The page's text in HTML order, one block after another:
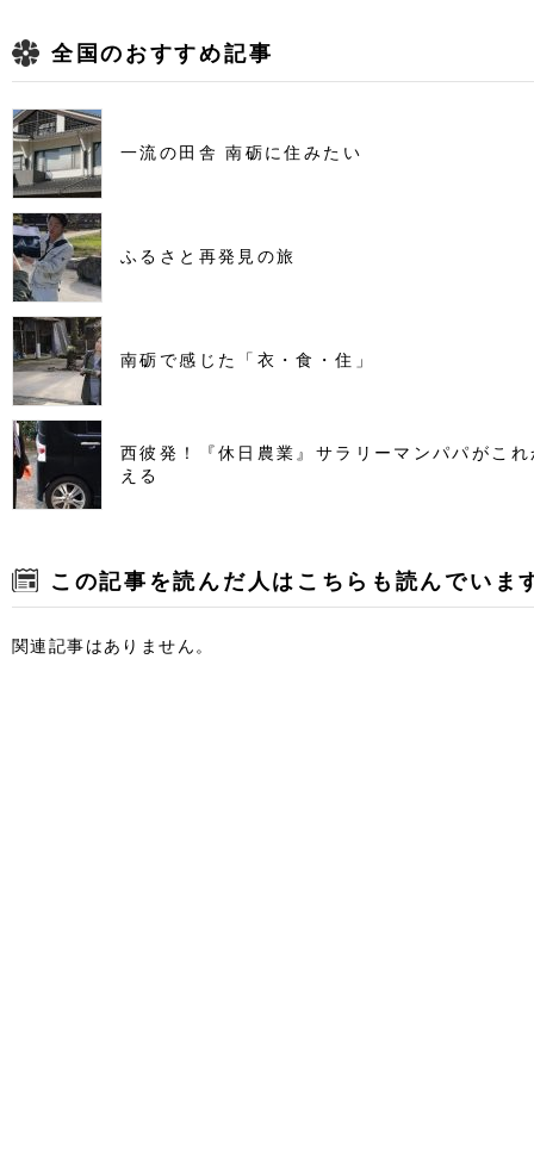
全国のおすすめ記事
一流の田舎 南砺に住みたい
ふるさと再発見の旅
南砺で感じた「衣・食・住」
西彼発！『休日農業』サラリーマンパパがこ
える
この記事を読んだ人はこちらも読んでいま
関連記事はありません。